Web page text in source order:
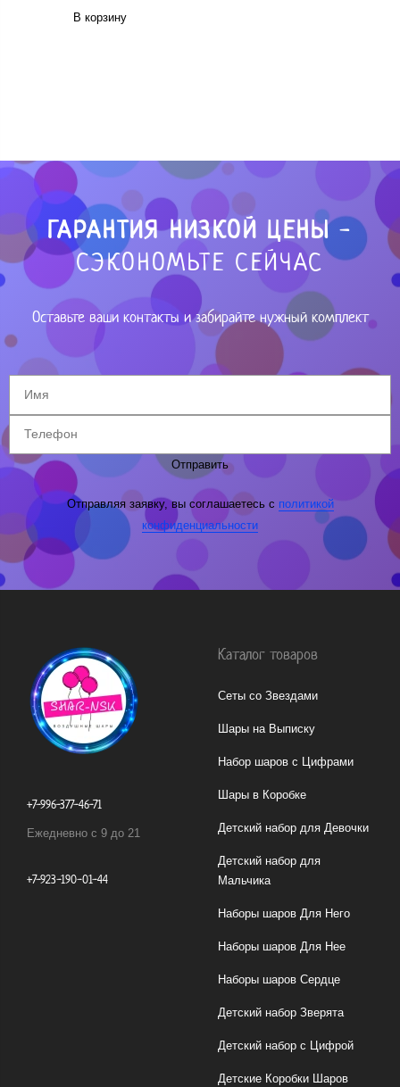
В корзину
ГАРАНТИЯ НИЗКОЙ ЦЕНЫ-
СЭКОНОМЬТЕ СЕЙЧАС
Оставьте ваши контакты и забирайте нужный комплект
Отправить
Отправляя заявку, вы соглашаетесь с политикой
конфиденциальности
+7-996-377-46-71
Ежедневно с 9 до 21
+7-923-190-01-44
Каталог товаров
Сеты со Звездами
Шары на Выписку
Набор шаров с Цифрами
Шары в Коробке
Детский набор для Девочки
Детский набор для
Мальчика
Наборы шаров Для Него
Наборы шаров Для Нее
Наборы шаров Сердце
Детский набор Зверята
Детский набор с Цифрой
Детские Коробки Шаров